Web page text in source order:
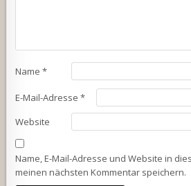
Name*
E-Mail-Adresse*
Website
Name, E-Mail-Adresse und Website in
meinen nächsten Kommentar speichern.